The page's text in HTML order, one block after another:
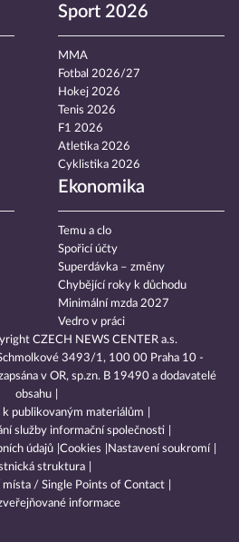
Sport 2026
MMA
Fotbal 2026/27
Hokej 2026
Tenis 2026
F1 2026
Atletika 2026
Cyklistika 2026
Ekonomika
Temu a clo
Spořicí účty
Superdávka – změny
Chybějící roky k důchodu
Minimální mzda 2027
Vedro v práci
CZECH NEWS CENTER a.s.
3493/1, 100 00 Praha 10 -
v OR, sp.zn. B 19490 a dodavatelé
obsahu
publikovaným materiálům
služby informační společnosti
údajů Cookies
Nastavení soukromí
struktura
/ Single Points of Contact
informace